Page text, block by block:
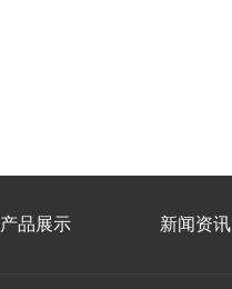
产品展示 新闻资讯